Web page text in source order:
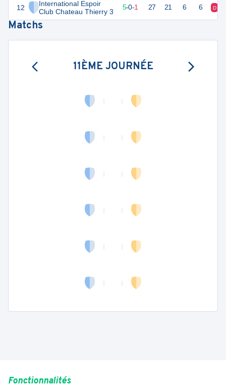
12
International Espoir
Club Chateau Thierry 3
10 11 5-0-1 27 21 6 6 D
Matchs
11ÈME JOURNÉE
Fonctionnalités